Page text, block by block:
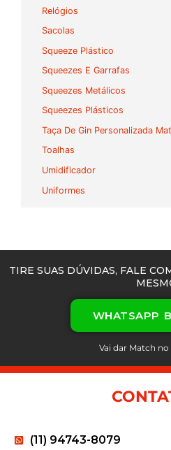
Relógios
Sacolas
Squeeze Plástico
Squeezes E Garrafas
Squeezes Metálicos
Squeezes Plásticos
Taça De Gin Personalizada
Toalhas
Umidificador
Uniformes
TIRE SUAS DÚVIDAS, FALE
WHATSAPP
Vai dar Match
(11) 94743-8079